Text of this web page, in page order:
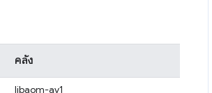
คลัง
libaom-av1